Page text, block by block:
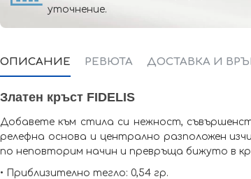
уточнение.
ОПИСАНИЕ РЕВЮТА ДОСТАВКА И
Златен кръст FIDELIS
Добавете към стила си нежност,
релефна основа и централно разположен
по неповторим начин и превръща бижуто в
• Приблизително тегло: 0,54 гр.